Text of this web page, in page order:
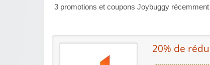
3 promotions et coupons Joybuggy
20% de